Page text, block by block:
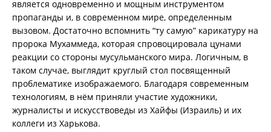
является одновременно и мощным инструментом
пропаганды и, в современном мире, определенным
вызовом. Достаточно вспомнить “ту самую” карикатуру на
пророка Мухаммеда, которая спровоцировала цунами
реакции со стороны мусульманского мира. Логичным, в
таком случае, выглядит круглый стол посвященный
проблематике изображаемого. Благодаря современным
технологиям, в нём приняли участие художники,
журналисты и искусствоведы из Хайфы (Израиль) и их
коллеги из Харькова.